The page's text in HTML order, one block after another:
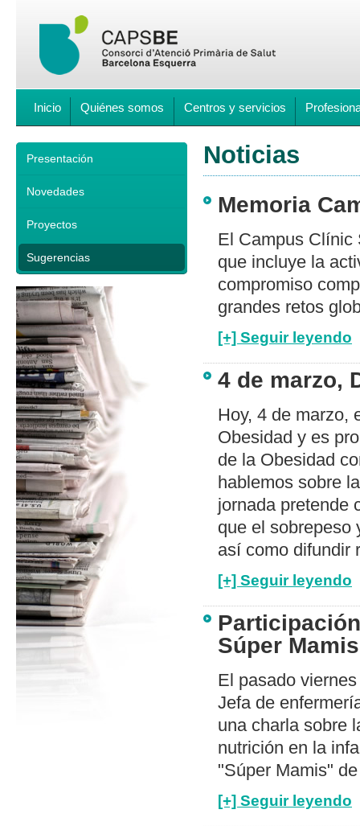
Inicio Quiénes somos Centros y servicios
Presentación
Novedades
Proyectos
Sugerencias
Noticias
Memoria
El Campus Clínic
que incluye la
compromiso
grandes retos
[+] Seguir leyendo
4 de marzo,
Hoy, 4 de marzo,
Obesidad y es
de la Obesidad
hablemos sobre
jornada pretende
que el sobrepeso
así como difundir
[+] Seguir leyendo
Súper Mamis
El pasado
Jefa de
una charla sobre
nutrición en la
"Súper Mamis"
[+] Seguir leyendo